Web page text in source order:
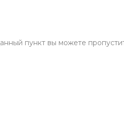
пункт вы можете